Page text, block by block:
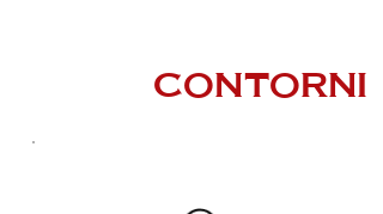
CONTORNI